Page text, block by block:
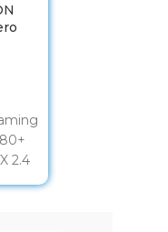
2.4